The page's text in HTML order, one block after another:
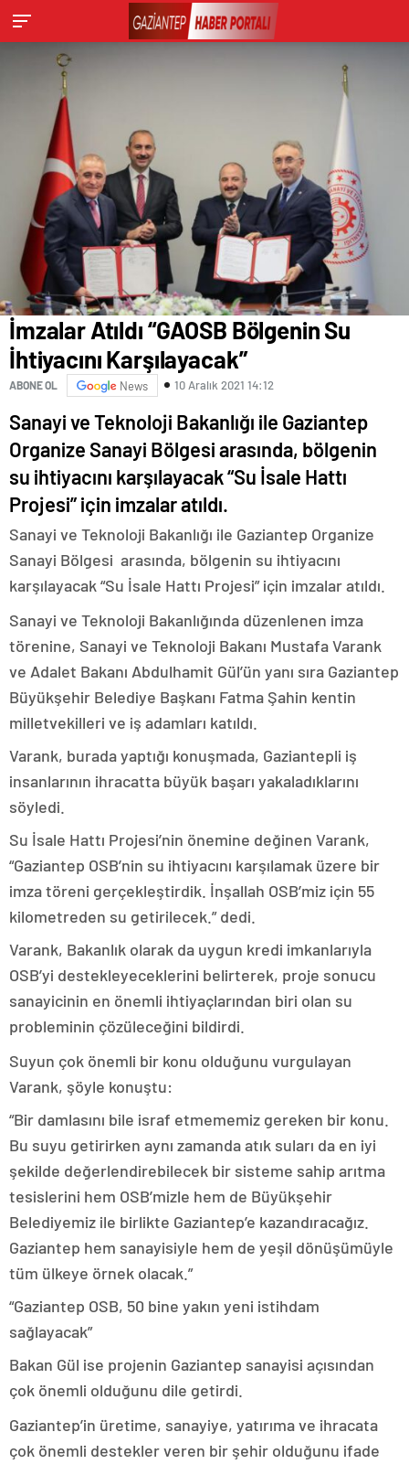
İmzalar Atıldı “GAOSB Bölgenin Su
İhtiyacını Karşılayacak”
ABONE OL News 10 Aralık 2021 14:12
Sanayi ve Teknoloji Bakanlığı ile Gaziantep
Organize Sanayi Bölgesi arasında, bölgenin
su ihtiyacını karşılayacak “Su İsale Hattı
Projesi” için imzalar atıldı.
Sanayi ve Teknoloji Bakanlığı ile Gaziantep Organize
Sanayi Bölgesi arasında, bölgenin su ihtiyacını
karşılayacak “Su İsale Hattı Projesi” için imzalar atıldı.
Sanayi ve Teknoloji Bakanlığında düzenlenen imza
törenine, Sanayi ve Teknoloji Bakanı Mustafa Varank
ve Adalet Bakanı Abdulhamit Gül’ün yanı sıra Gaziantep
Büyükşehir Belediye Başkanı Fatma Şahin kentin
milletvekilleri ve iş adamları katıldı.
Varank, burada yaptığı konuşmada, Gaziantepli iş
insanlarının ihracatta büyük başarı yakaladıklarını
söyledi.
Su İsale Hattı Projesi’nin önemine değinen Varank,
“Gaziantep OSB’nin su ihtiyacını karşılamak üzere bir
imza töreni gerçekleştirdik. İnşallah OSB’miz için 55
kilometreden su getirilecek.” dedi.
Varank, Bakanlık olarak da uygun kredi imkanlarıyla
OSB’yi destekleyeceklerini belirterek, proje sonucu
sanayicinin en önemli ihtiyaçlarından biri olan su
probleminin çözüleceğini bildirdi.
Suyun çok önemli bir konu olduğunu vurgulayan
Varank, şöyle konuştu:
“Bir damlasını bile israf etmememiz gereken bir konu.
Bu suyu getirirken aynı zamanda atık suları da en iyi
şekilde değerlendirebilecek bir sisteme sahip arıtma
tesislerini hem OSB’mizle hem de Büyükşehir
Belediyemiz ile birlikte Gaziantep’e kazandıracağız.
Gaziantep hem sanayisiyle hem de yeşil dönüşümüyle
tüm ülkeye örnek olacak.”
“Gaziantep OSB, 50 bine yakın yeni istihdam
sağlayacak”
Bakan Gül ise projenin Gaziantep sanayisi açısından
çok önemli olduğunu dile getirdi.
Gaziantep’in üretime, sanayiye, yatırıma ve ihracata
çok önemli destekler veren bir şehir olduğunu ifade